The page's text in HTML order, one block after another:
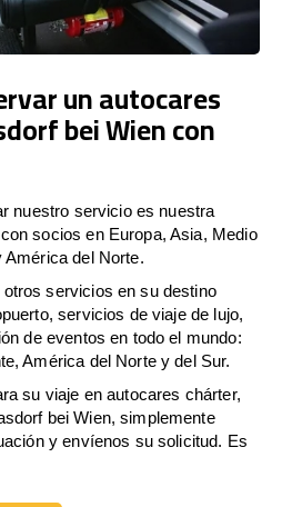
un autocares
bei Wien con
nuestro servicio es nuestra
socios en Europa, Asia, Medio
del Norte.
servicios en su destino
servicios de viaje de lujo,
de eventos en todo el mundo:
América del Norte y del Sur.
su viaje en autocares chárter,
bei Wien, simplemente
y envíenos su solicitud. Es